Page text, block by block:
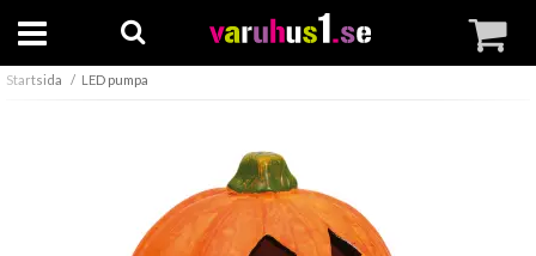
Startsida LED pumpa